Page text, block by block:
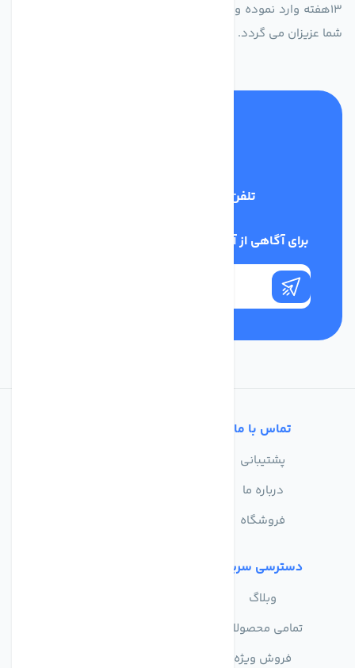
13هفته وارد نموده و این عمر باعث صرفه جویی در هزینه و زمان
شما عزیزان می گردد.
تلفن پشتیبانی
برای آگاهی از آخرین اخبار در خبرنامه ما عضو شوید
تماس با ما
پشتیبانی
درباره ما
فروشگاه
دسترسی سریع
وبلاگ
تمامی محصولات
فروش ویژه